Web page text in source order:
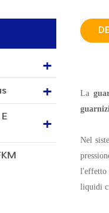
La
Nel
l'effetto
liquidi